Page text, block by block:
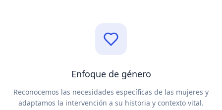
Enfoque de género
Reconocemos las necesidades específicas de las mujeres y
adaptamos la intervención a su historia y contexto vital.